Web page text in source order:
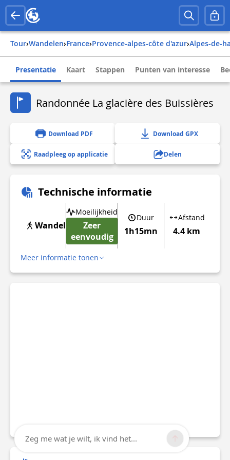
Tour› Wandelen› france› provence-alpes-côte d'azur› alpes-de-
Presentatie Kaart Stappen Punten van interesse
Randonnée La glacière des Buissières
Download PDF Download GPX
Raadpleeg op applicatie Delen
Technische informatie
Wandel
Moeilijkheid
Zeer
eenvoudig
Duur
1h15mn
Afstand
4.4 km
Meer informatie tonen
Zeg me wat je wilt, ik vind het...